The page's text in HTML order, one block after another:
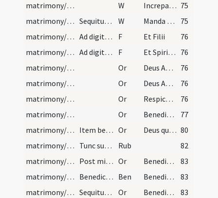
matrimony/ring/3
W Increpa feras 75
matrimony/ring/2
Sequitur versus W Manda Deus virtutem tuam
75
matrimony/ring/9
Ad digitum indicum: F Et Filii
76
matrimony/ring/10
Ad digitum medium: F Et Spiritus Sancti 76
matrimony/blessing/3
Or Deus Abraham Deus Isaac Deus Iacob ipse vos custodiat impleatque ... benedictionem in vobis.
76
matrimony/blessing/4
Or Deus Abraham Deus Isaac Deus Iacob benedic adolescentes ... facere cupiant.
76
matrimony/blessing/5
Or Respice Domine de caelo super conventionem ... in longitudine dierum.
76
matrimony/blessing/6
Or Benedicat vos Dominus Deus custodiat vos Iesus Christus ostendatque ... vitam aeternam.
77
matrimony/nuptial veiling
Item benedictio in modum precis, antequam dicatur… Or Deus qui potestate virtutis tuae ... pervenire mereatur. 80
matrimony/nuptial veiling
Tunc subdiaconus dicit ad sponsum, ut in ecclesia… Rub
82
matrimony/after mass/1
Post missam oratio Or Benedicere Domine hunc famulum tuum ... valeant adhaerere.
83
matrimony/after mass
Benedictio Ben Benedicat vos Pater ... qui trinus est in numero et unus est in nomine.
83
matrimony/wedding chamber/2
Sequitur (?) thalamus Or Benedic Domine thalamum hunc et omnes habitantes ... in longitudine dierum. 83